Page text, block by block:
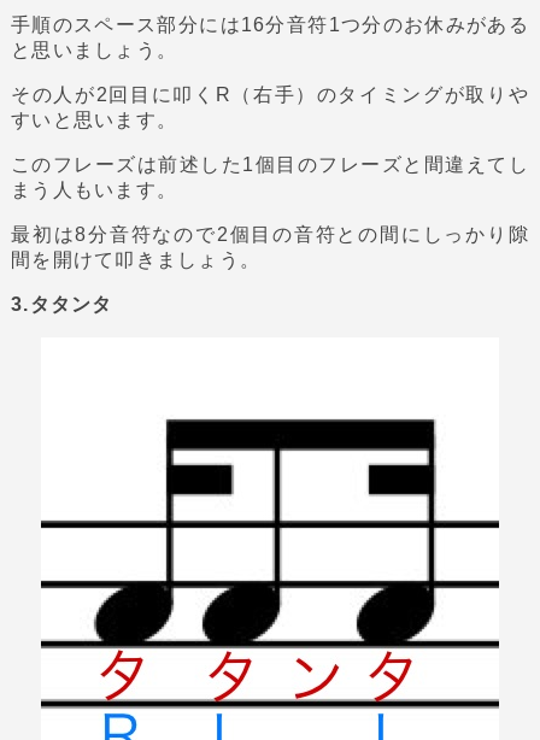
手順のスペース部分には16分音符1つ分のお休みがある
と思いましょう。
その人が2回目に叩くR（右手）のタイミングが取りや
すいと思います。
このフレーズは前述した1個目のフレーズと間違えてし
まう人もいます。
最初は8分音符なので2個目の音符との間にしっかり隙
間を開けて叩きましょう。
3.タタンタ